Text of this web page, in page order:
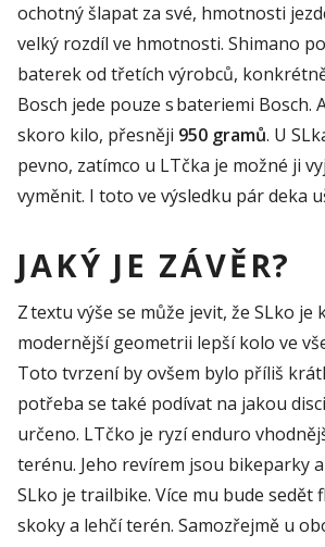
ochotný šlapat za své, hmotnosti
velký rozdíl ve hmotnosti. Shimano
baterek od třetích výrobců,
Bosch jede pouze s bateriemi Bosch.
skoro kilo, přesněji 950 gramů. U
pevno, zatímco u LTčka je možné ji
vyměnit. I toto ve výsledku pár deka
JAKÝ JE ZÁVĚR?
Z textu výše se může jevit, že SLko je
modernější geometrii lepší kolo ve
Toto tvrzení by ovšem bylo příliš
potřeba se také podívat na jakou
určeno. LTčko je ryzíenduro
terénu. Jeho revírem jsou bikeparky
SLko je trailbike. Více mu bude sedět
skokya lehčí terén. Samozřejmě u